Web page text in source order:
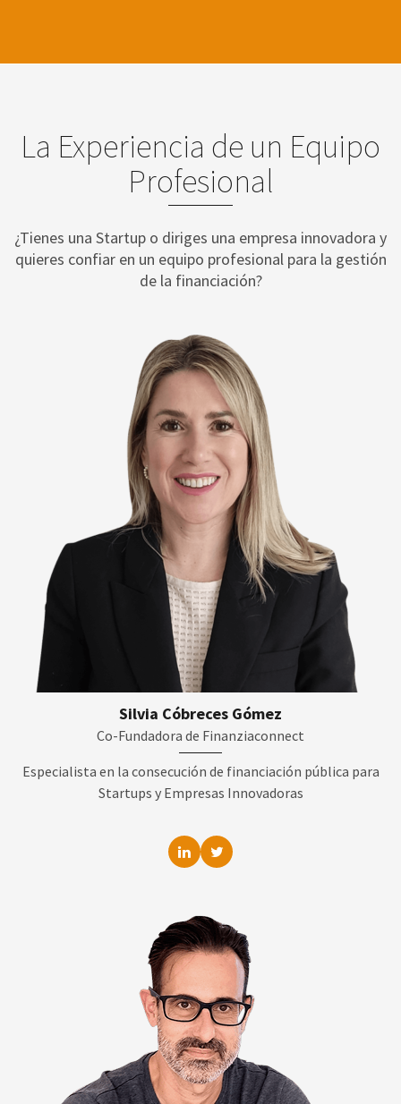
La Experiencia de un Equipo
Profesional
¿Tienes una Startup o diriges una empresa innovadora y
quieres confiar en un equipo profesional para la gestión
de la financiación?
Silvia Cóbreces Gómez
Co-Fundadora de Finanziaconnect
Especialista en la consecución de financiación pública para
Startups y Empresas Innovadoras